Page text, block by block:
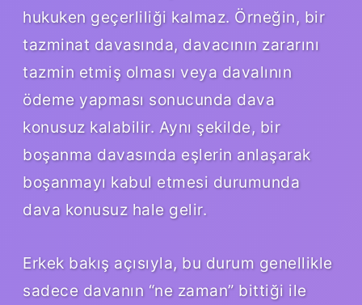
hukuken geçerliliği kalmaz. Örneğin, bir
tazminat davasında, davacının zararını
tazmin etmiş olması veya davalının
ödeme yapması sonucunda dava
konusuz kalabilir. Aynı şekilde, bir
boşanma davasında eşlerin anlaşarak
boşanmayı kabul etmesi durumunda
dava konusuz hale gelir.
Erkek bakış açısıyla, bu durum genellikle
sadece davanın “ne zaman” bittiği ile